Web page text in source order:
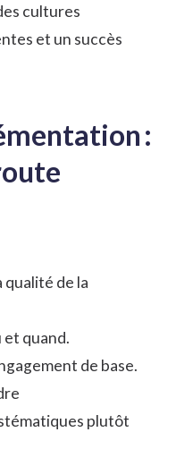
cultures
et un succès
:
de la
quand.
de base.
plutôt